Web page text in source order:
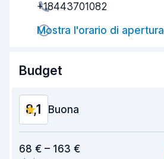
Rapidità del ritiro
Rapidità della riconsegna
+18443701082
Mostra l'orario di apertura
Budget
8,1 Buona
68 € – 163 €